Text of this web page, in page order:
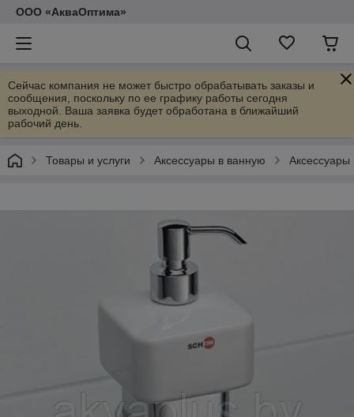
ООО «АкваОптима»
Сейчас компания не может быстро обрабатывать заказы и
сообщения, поскольку по ее графику работы сегодня
выходной. Ваша заявка будет обработана в ближайший
рабочий день.
Товары и услуги Аксессуары в ванную